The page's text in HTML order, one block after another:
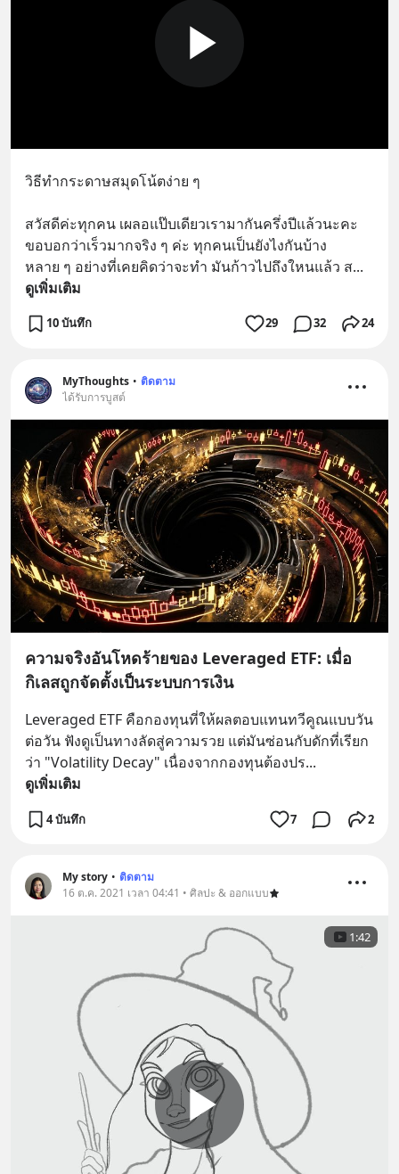
วิธีทำกระดาษสมุดโน้ตง่าย ๆ
สวัสดีค่ะทุกคน เผลอแป๊บเดียวเรามากันครึ่งปีแล้วนะคะ
ขอบอกว่าเร็วมากจริง ๆ ค่ะ ทุกคนเป็นยังไงกันบ้าง
หลาย ๆ อย่างที่เคยคิดว่าจะทำ มันก้าวไปถึงใหนแล้ว ส...
ดูเพิ่มเติม
10 บันทึก 29 32 24
MyThoughts • ติดตาม
ได้รับการบูสต์
ความจริงอันโหดร้ายของ Leveraged ETF: เมื่อ
กิเลสถูกจัดตั้งเป็นระบบการเงิน
Leveraged ETF คือกองทุนที่ให้ผลตอบแทนทวีคูณแบบวัน
ต่อวัน ฟังดูเป็นทางลัดสู่ความรวย แต่มันซ่อนกับดักที่เรียก
ว่า "Volatility Decay" เนื่องจากกองทุนต้องปร...
ดูเพิ่มเติม
4 บันทึก 7 2
My story • ติดตาม
16 ต.ค. 2021 เวลา 04:41 • ศิลปะ & ออกแบบ
1:42